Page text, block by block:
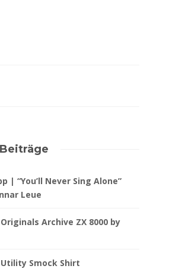
| “You’ll Never Sing Alone”
Leue
Archive ZX 8000 by
Utility Smock Shirt